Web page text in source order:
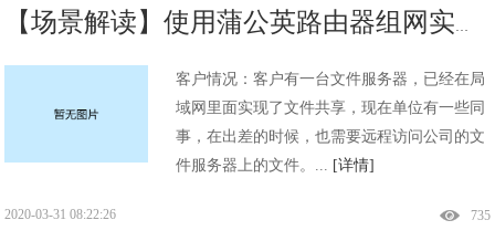
客户情况：客户有一台文件服务器，已经在局
域网里面实现了文件共享，现在单位有一些同
事，在出差的时候，也需要远程访问公司的文
件服务器上的文件。...
[详情]
735
2020-03-31 08:22:26